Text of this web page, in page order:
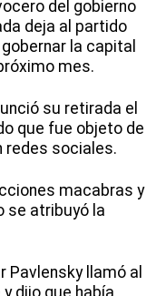
del gobierno
deja al partido
la capital
mes.
su retirada el
que fue objeto de
redes sociales.
macabras y
se atribuyó la
Pavlensky llamó al